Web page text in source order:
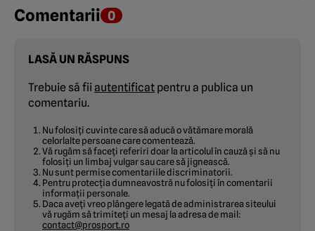
Comentarii 0
LASĂ UN RĂSPUNS
Trebuie să fii autentificat pentru a publica un
comentariu.
Nu folosiți cuvinte care să aducă o vătămare morală
celorlalte persoane care comentează.
Vă rugăm să faceți referiri doar la articolul în cauză și să nu
folosiți un limbaj vulgar sau care să jignească.
Nu sunt permise comentariile discriminatorii.
Pentru protecția dumneavostră nu folosiți în comentarii
informații personale.
Daca aveți vreo plângere legată de administrarea siteului
vă rugăm să trimiteți un mesaj la adresa de mail:
contact@prosport.ro